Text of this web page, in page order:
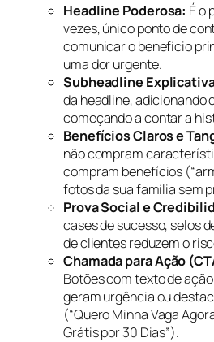
Headline Poderosa: É o
vezes, único ponto de
comunicar o benefício
uma dor urgente.
Subheadline
da headline, adicionando
começando a contar a
Benefícios Claros e
não compram
compram benefícios
fotos da sua família sem
Prova Social e
cases de sucesso, selos
de clientes reduzem o
Chamada para Ação
Botões com texto de
geram urgência ou
(“Quero Minha Vaga
Grátis por 30 Dias”).